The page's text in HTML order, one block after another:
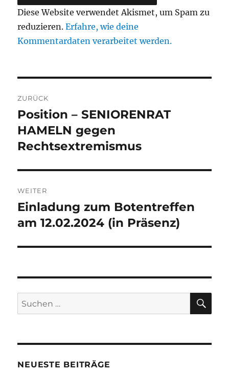
Diese Website verwendet Akismet, um Spam zu
reduzieren.Erfahre, wie deine
Kommentardaten verarbeitet werden.
ZURÜCK
Vorheriger
Beitrag:
Position – SENIORENRAT
HAMELN gegen
Rechtsextremismus
WEITER
Nächster
Beitrag:
Einladung zum Botentreffen
am 12.02.2024 (in Präsenz)
Suchen
nach:
NEUESTE BEITRÄGE